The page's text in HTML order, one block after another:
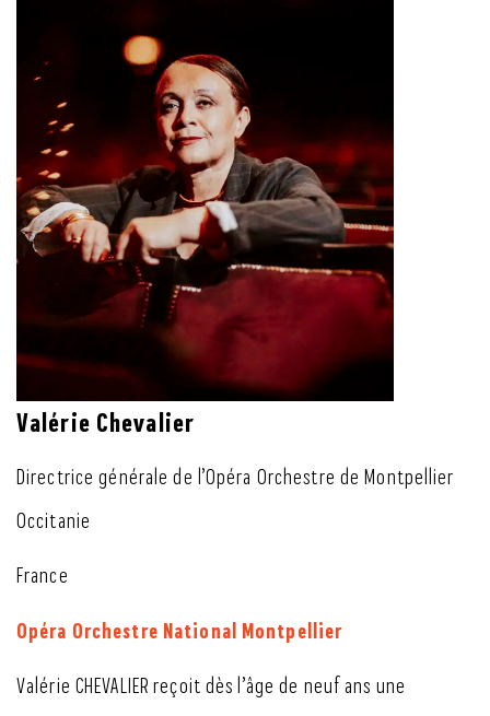
Valérie Chevalier
Directrice générale de l’Opéra Orchestre de Montpellier
Occitanie
France
Opéra Orchestre National Montpellier
Valérie CHEVALIER reçoit dès l’âge de neuf ans une